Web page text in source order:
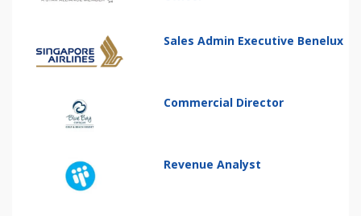
Sales Admin Executive Benelux
Commercial Director
Revenue Analyst